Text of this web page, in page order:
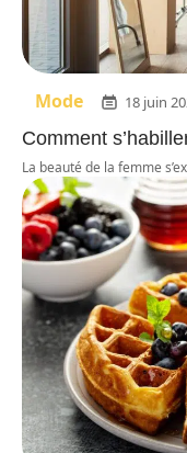
Mode 18 juin
Comment
La beauté de la femme